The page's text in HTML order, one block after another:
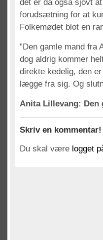
det er da også sjovt
forudsætning for at
Folkemødet blot en
”Den gamle mand fra
dog aldrig kommer
direkte kedelig, den
lægge fra sig. Og
Anita Lillevang: Den
Skriv en kommentar!
Du skal være logget